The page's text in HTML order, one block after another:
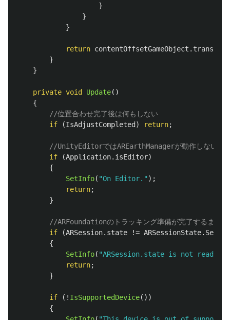
}
}
}
return contentOffsetGameObject . transform
}
}
private void Update()
{
//位置合わせ完了後は何もしない
if
(IsAdjustCompleted ) return;
//UnityEditorではAREarthManagerが動作しないの
if
(Application. isEditor)
{
SetInfo( "On Editor." );
return;
}
//ARFoundationのトラッキング準備が完了するまで何
if
(ARSession. state != ARSessionState.
{
SetInfo( "ARSession.state is not ready."
return;
}
if (! IsSupportedDevice())
{